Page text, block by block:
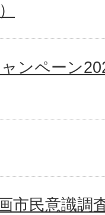
ンペーン
市民意識調